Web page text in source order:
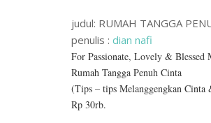
judul: RUMAH TANGGA
penulis : dian nafi
For Passionate, Lovely & Blessed
Rumah Tangga Penuh Cinta
(Tips – tips Melanggengkan
Rp 30rb.